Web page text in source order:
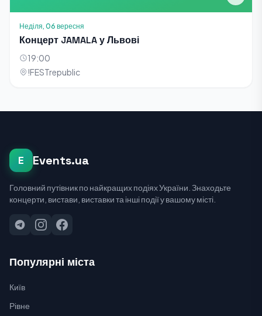
Неділя, 06 вересня
Концерт JAMALA у Львові
19:00
!FESTrepublic
E Events.ua
Головний путівник по найкращих подіях України. Знаходьте
концерти, вистави, виставки та інші події у вашому місті.
Популярні міста
Київ
Рівне